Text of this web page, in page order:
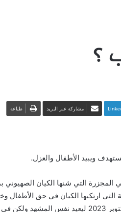
؟
مشاركة عبر البريد طباعة
ويبيد الأطفال والعزل.
1970م استيقظ العالم علي المجزرة التي شنها الكيان
التي ارتكبها الكيان في حق
الجميع، والآن يسجل التاريخ جريمة مشابهه لبحر البقر في 17